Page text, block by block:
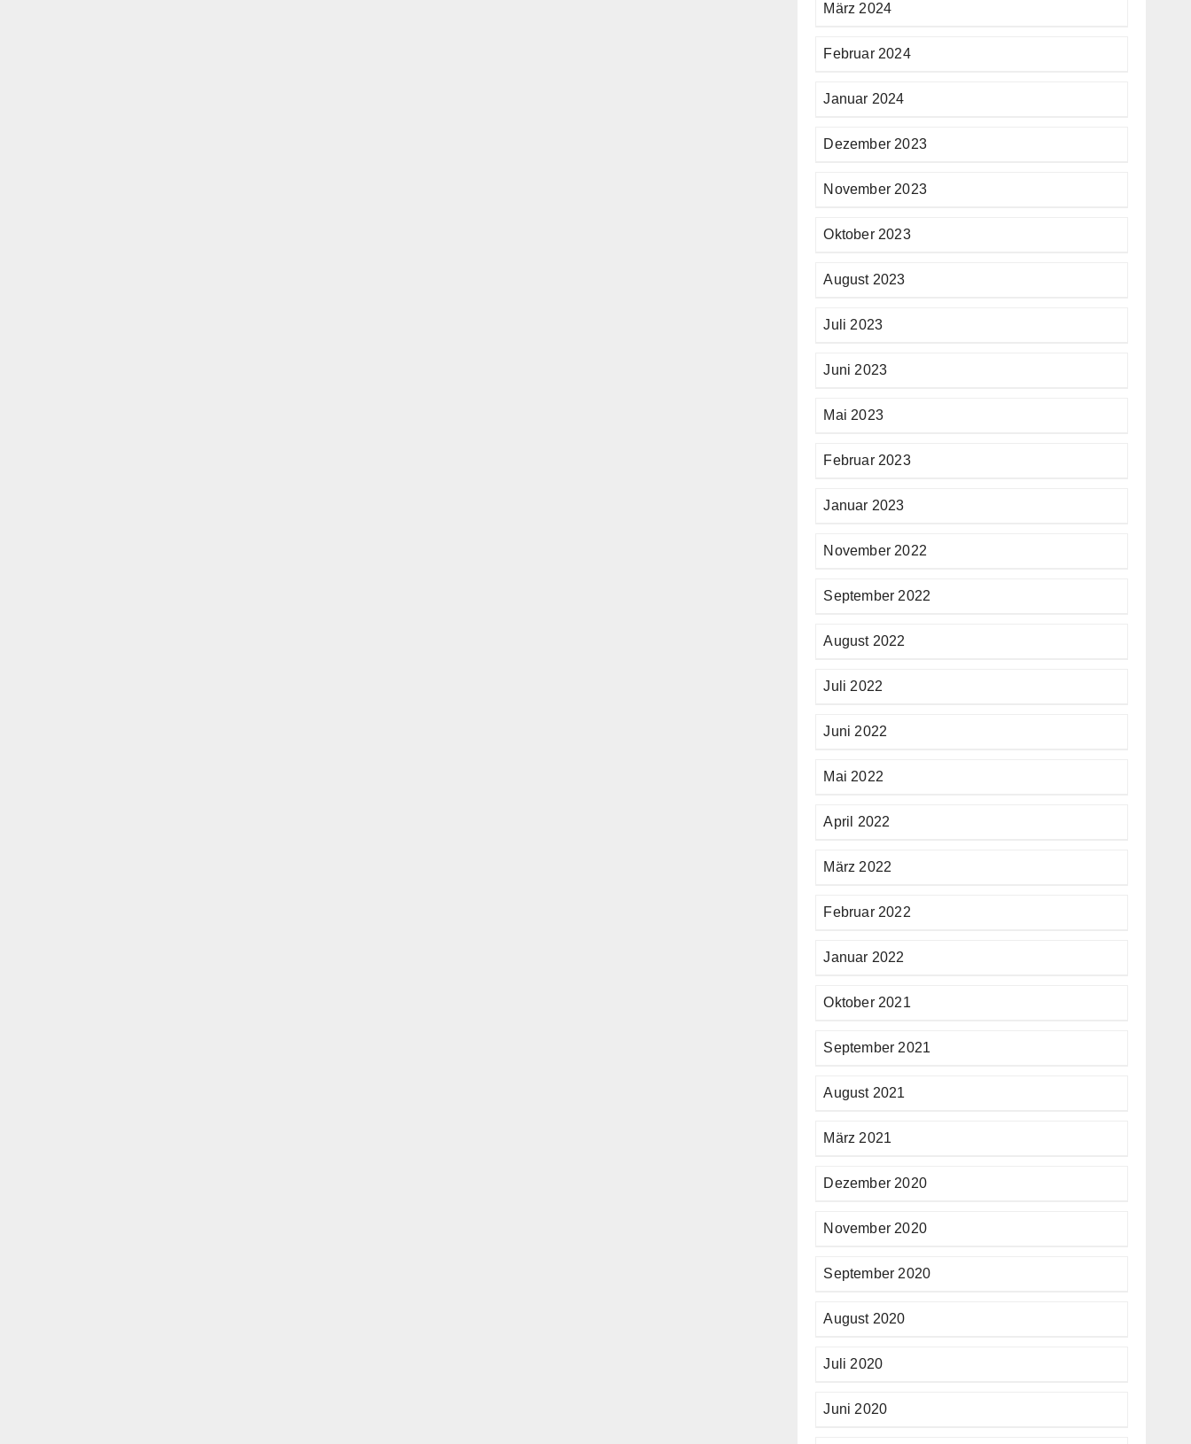
März 2024
Februar 2024
Januar 2024
Dezember 2023
November 2023
Oktober 2023
August 2023
Juli 2023
Juni 2023
Mai 2023
Februar 2023
Januar 2023
November 2022
September 2022
August 2022
Juli 2022
Juni 2022
Mai 2022
April 2022
März 2022
Februar 2022
Januar 2022
Oktober 2021
September 2021
August 2021
März 2021
Dezember 2020
November 2020
September 2020
August 2020
Juli 2020
Juni 2020